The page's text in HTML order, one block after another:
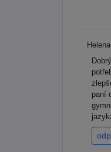
paní